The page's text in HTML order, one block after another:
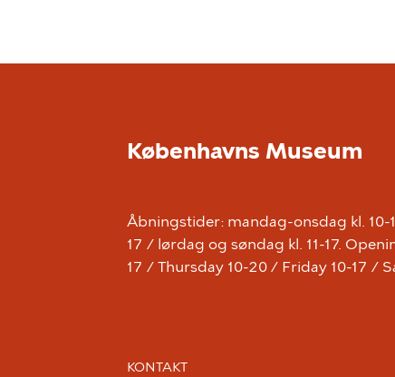
Københavns Museum
Åbningstider: mandag-onsdag kl.
17 / lørdag og søndag kl. 11-17.
17 / Thursday 10-20 / Friday 10-17 /
KONTAKT